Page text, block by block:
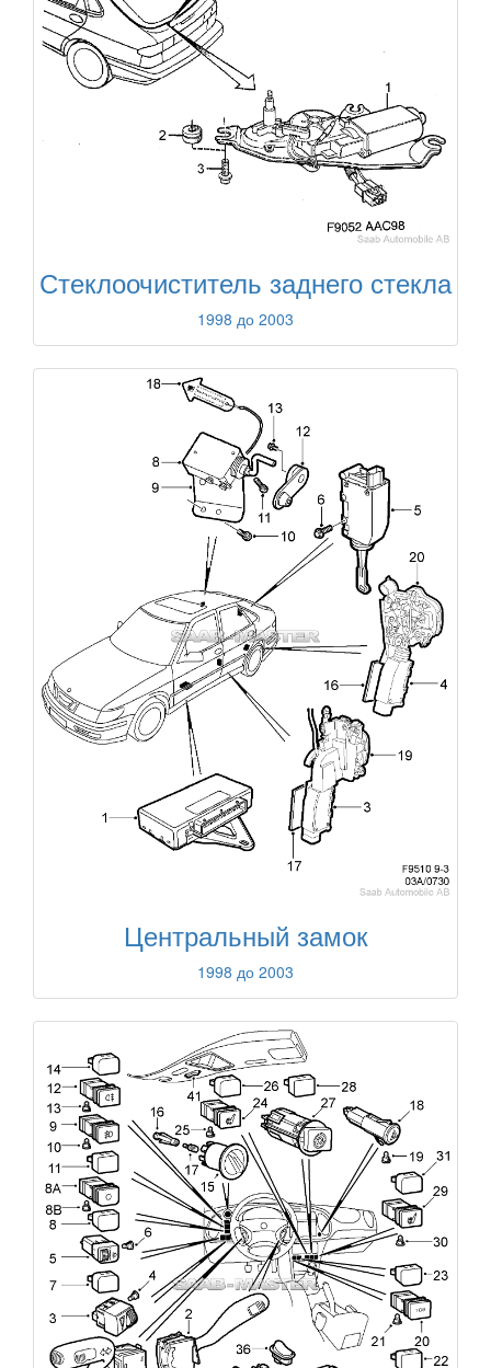
Стеклоочиститель заднего стекла
1998 до 2003
Центральный замок
1998 до 2003